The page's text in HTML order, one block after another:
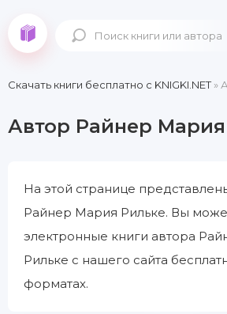
Скачать книги бесплатно c KNIGKI.NET»
Автор Райнер
На этой странице
Райнер Мария Рильке. Вы
электронные книги автора
Рильке с нашего сайта
форматах.